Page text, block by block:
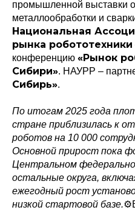
промышленной выставки
металлообработки и
Национальная
рынка робототехники
конференцию «Рынок
Сибири». НАУРР –
Сибирь».
По итогам 2025 года
стране приблизилась к
роботов на 10 000
Основной прирост пока
Центральном
остальные округа,
ежегодный рост
низкой стартовой базе.